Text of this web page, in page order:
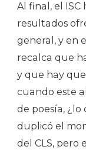
Al final, el
resultados
general, y en
recalca que
y que hay
cuando este
de poesía, ¿lo
duplicó el
del CLS, pero